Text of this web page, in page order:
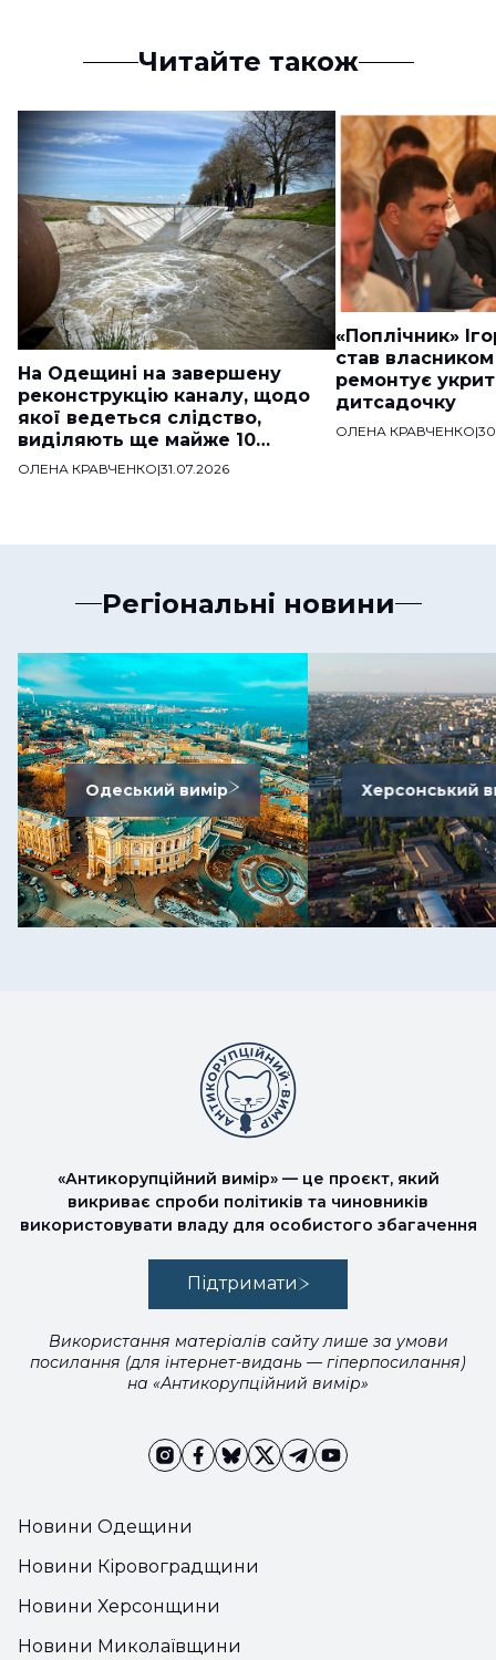
Читайте також
На Одещині на завершену
реконструкцію каналу, щодо
якої ведеться слідство,
виділяють ще майже 10
мільйонів
ОЛЕНА КРАВЧЕНКО|31.07.2026
«Поплічник»
став
ремонтує
дитсадочку
ОЛЕНА КРАВЧЕНКО|
Регіональні новини
Одеський вимір Херсонський
Новини Одещини
Новини Кіровоградщини
Новини Херсонщини
Новини Миколаївщини
«Антикорупційний вимір» — це проєкт, який
викриває спроби політиків та чиновників
використовувати владу для особистого збагачення
Підтримати
Використання матеріалів сайту лише за умови
посилання (для інтернет-видань — гіперпосилання)
на «Антикорупційний вимір»